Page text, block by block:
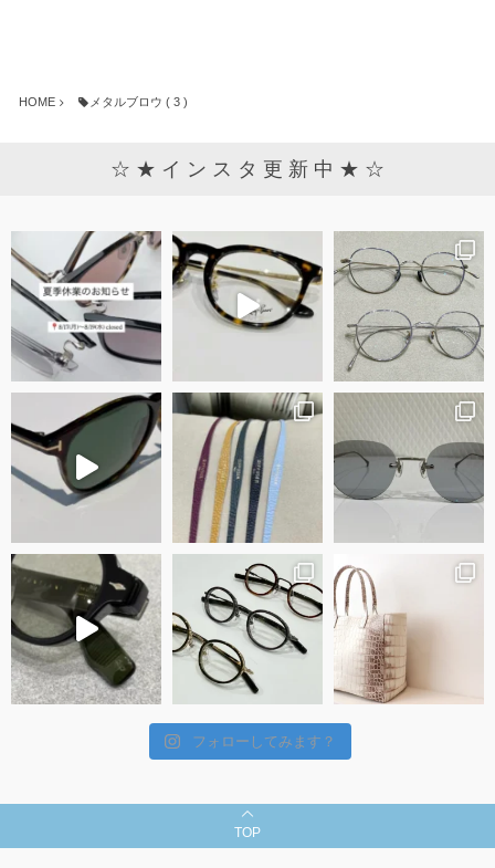
HOME メタルブロウ ( 3 )
☆ ★ イ ン ス タ 更 新 中 ★ ☆
フォローしてみます？
TOP